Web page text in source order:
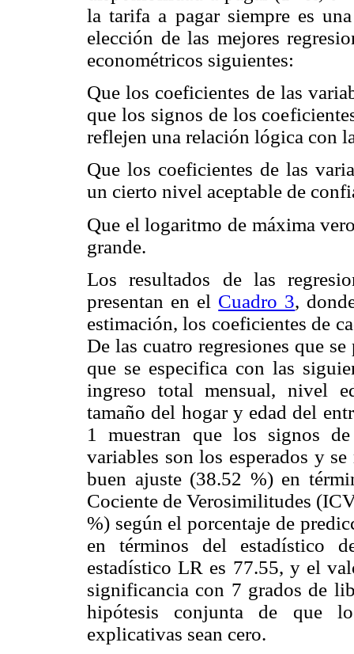
la tarifa a pagar siempre es
elección de las mejores
econométricos siguientes:
Que los coeficientes de las
que los signos de los
reflejen una relación lógica con
Que los coeficientes de las
un cierto nivel aceptable de
Que el logaritmo de máxima
grande.
Los resultados de las
presentan en el Cuadro 3,
estimación, los coeficientes de
De las cuatro regresiones que
que se especifica con las
ingreso total mensual, nivel
tamaño del hogar y edad del
1 muestran que los signos
variables son los esperados y
buen ajuste (38.52 %) en
Cociente de Verosimilitudes
%) según el porcentaje de
en términos del estadístico
estadístico LR es 77.55, y el
significancia con 7 grados de
hipótesis conjunta de que
explicativas sean cero.